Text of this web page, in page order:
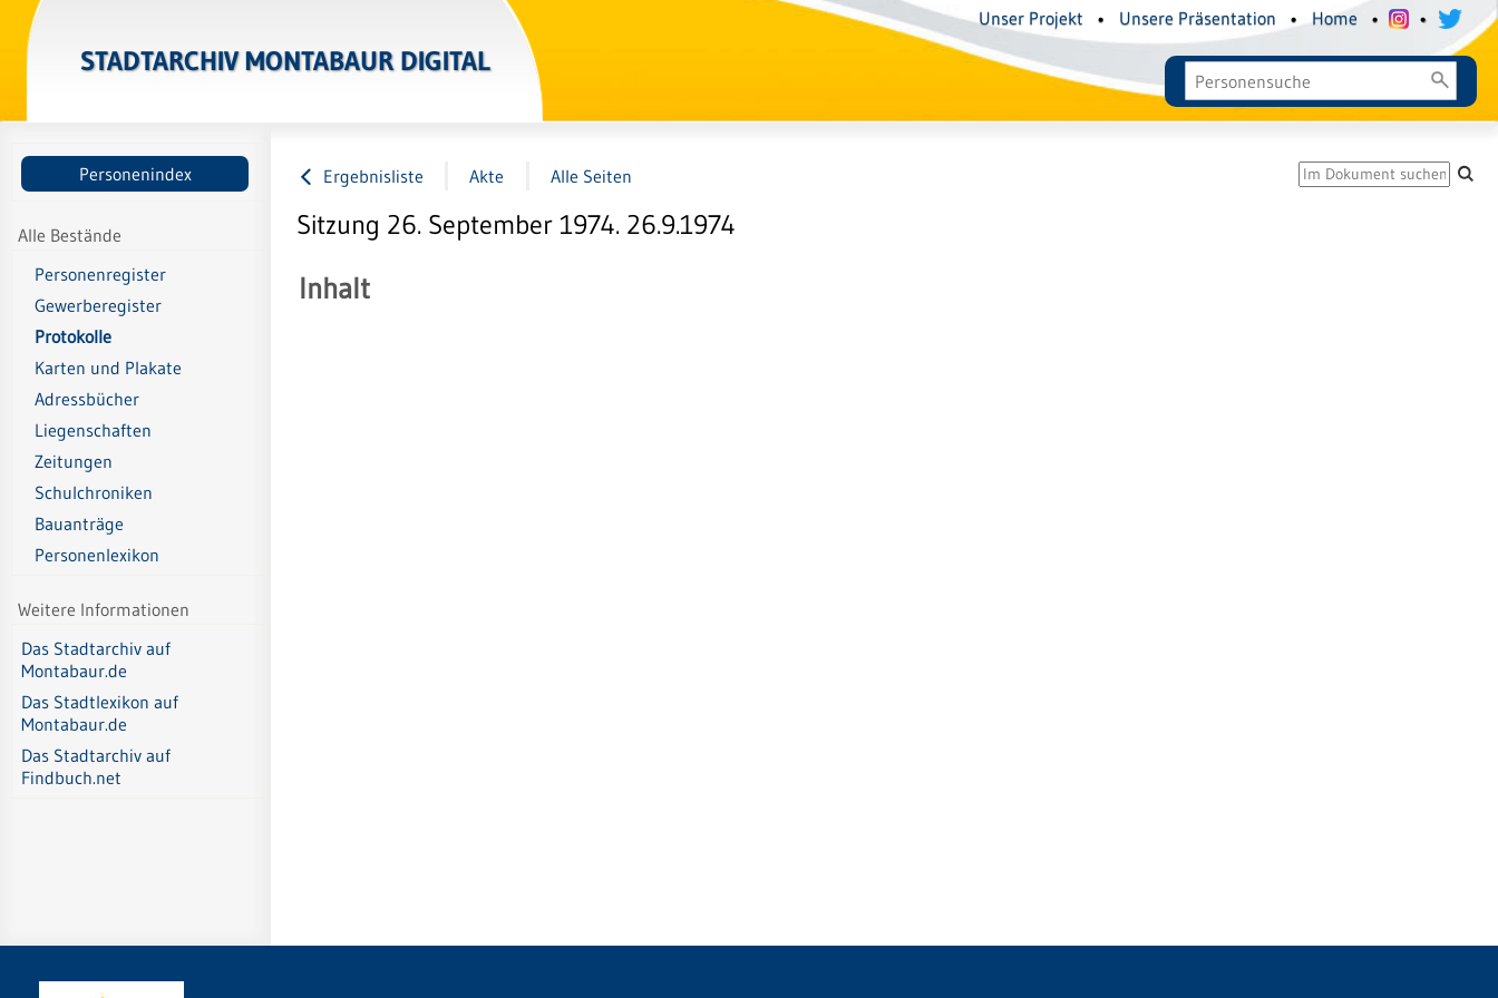
STADTARCHIV MONTABAUR DIGITAL
Unser Projekt • Unsere Präsentation • Home • •
Personenindex
Alle Bestände
Personenregister
Gewerberegister
Protokolle
Karten und Plakate
Adressbücher
Liegenschaften
Zeitungen
Schulchroniken
Bauanträge
Personenlexikon
Weitere Informationen
Das Stadtarchiv auf
Montabaur.de
Das Stadtlexikon auf
Montabaur.de
Das Stadtarchiv auf
Findbuch.net
Ergebnisliste Akte Alle Seiten
Sitzung 26. September 1974. 26.9.1974
Inhalt